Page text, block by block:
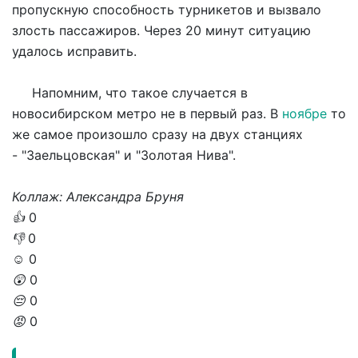
пропускную способность турникетов и вызвало
злость пассажиров. Через 20 минут ситуацию
удалось исправить.
Напомним, что такое случается в
новосибирском метро не в первый раз. В ноябре то
же самое произошло сразу на двух станциях
- "Заельцовская" и "Золотая Нива".
Коллаж: Александра Бруня
👍 0
👎 0
☺️ 0
😲 0
😔 0
😡 0